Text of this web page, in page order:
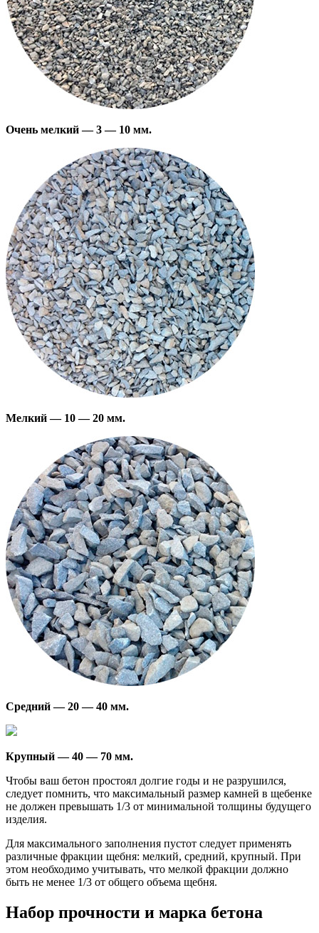
Очень мелкий — 3 — 10 мм.
Мелкий — 10 — 20 мм.
Средний — 20 — 40 мм.
Крупный — 40 — 70 мм.
Чтобы ваш бетон простоял долгие годы и не разрушился,
следует помнить, что максимальный размер камней в щебенке
не должен превышать 1/3 от минимальной толщины будущего
изделия.
Для максимального заполнения пустот следует применять
различные фракции щебня: мелкий, средний, крупный. При
этом необходимо учитывать, что мелкой фракции должно
быть не менее 1/3 от общего объема щебня.
Набор прочности и марка бетона